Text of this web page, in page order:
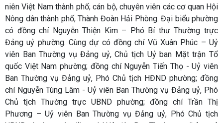
niên Việt Nam thành phố; cán bộ, chuyên viên các cơ quan Hội
Nông dân thành phố, Thành Đoàn Hải Phòng. Đại biểu phường
có đồng chí Nguyễn Thiện Kim – Phó Bí thư Thường trực
Đảng uỷ phường. Cùng dự có đồng chí Vũ Xuân Phúc – Uỷ
viên Ban Thường vụ Đảng uỷ, Chủ tịch Uỷ ban Mặt trận Tổ
quốc Việt Nam phường; đồng chí Nguyễn Tiến Thọ - Uỷ viên
Ban Thường vụ Đảng uỷ, Phó Chủ tịch HĐND phường; đồng
chí Nguyễn Tùng Lâm - Uỷ viên Ban Thường vụ Đảng uỷ, Phó
Chủ tịch Thường trực UBND phường; đồng chí Trần Thị
Phương – Uỷ viên Ban Thường vụ Đảng uỷ, Phó Chủ tịch